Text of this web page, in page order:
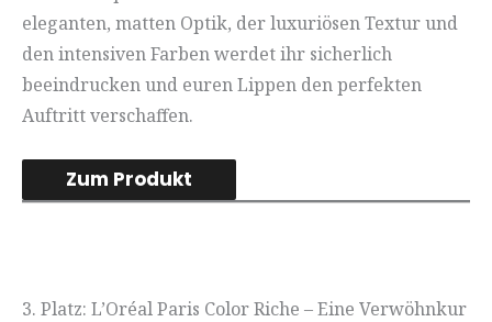
eleganten, matten Optik, der luxuriösen Textur und
den intensiven Farben werdet ihr sicherlich
beeindrucken und euren Lippen den perfekten
Auftritt verschaffen.
Zum Produkt
3. Platz: L’Oréal Paris Color Riche – Eine Verwöhnkur